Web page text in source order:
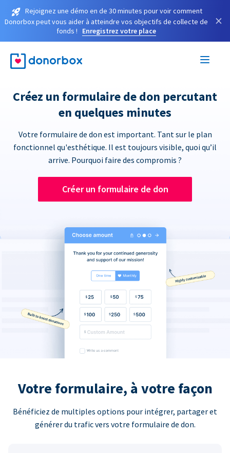
Rejoignez une démo en de 30 minutes pour voir comment
Donorbox peut vous aider à atteindre vos objectifs de collecte de
fonds !
Enregistrez votre place
×
Créez un formulaire de don percutant
en quelques minutes
Votre formulaire de don est important. Tant sur le plan
fonctionnel qu'esthétique. Il est toujours visible, quoi qu’il
arrive. Pourquoi faire des compromis ?
Créer un formulaire de don
Votre formulaire, à votre façon
Bénéficiez de multiples options pour intégrer, partager et
générer du trafic vers votre formulaire de don.